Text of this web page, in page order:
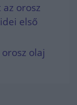
orosz
első
olaj